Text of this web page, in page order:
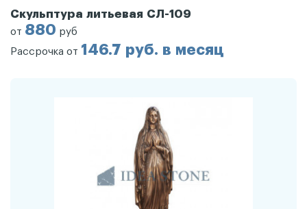
Скульптура литьевая СЛ-109
от 880 руб
Рассрочка от 146.7 руб. в месяц